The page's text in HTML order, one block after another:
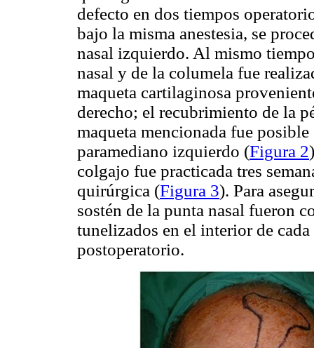
defecto en dos tiempos
bajo la misma anestesia, se
nasal izquierdo. Al mismo
nasal y de la columela fue
maqueta cartilaginosa
derecho; el recubrimiento de la
maqueta mencionada fue
paramediano izquierdo (Figura 2
colgajo fue practicada tres
quirúrgica (Figura 3). Para
sostén de la punta nasal fueron
tunelizados en el interior de
postoperatorio.